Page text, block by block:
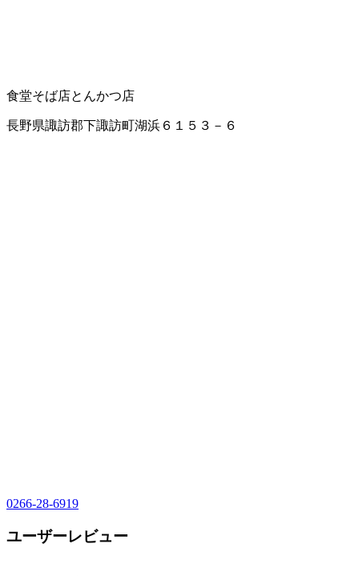
食堂そば店とんかつ店
長野県諏訪郡下諏訪町湖浜６１５３－６
0266-28-6919
ユーザーレビュー